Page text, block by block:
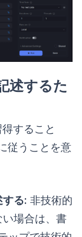
述するた
すること
従うことを意
する: 非技術的
場合は、書